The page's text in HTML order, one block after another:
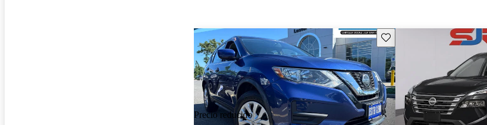
Precio reducido
Guarda este Aviso